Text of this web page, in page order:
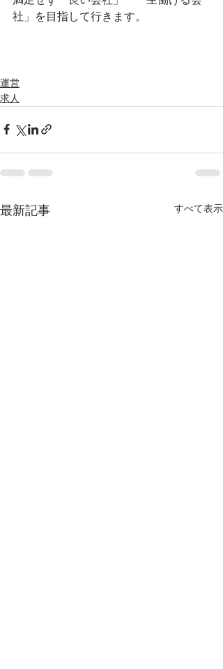
社」を目指して行きます。
運営
求人
最新記事 すべて表示